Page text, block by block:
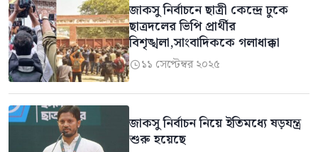
জাকসু নির্বাচনে ছাত্রী কেন্দ্রে ঢুকে
ছাত্রদলের ভিপি প্রার্থীর
বিশৃঙ্খলা,সাংবাদিককে গলাধাক্কা
১১ সেপ্টেম্বর ২০২৫
জাকসু নির্বাচন নিয়ে ইতিমধ্যে ষড়যন্ত্র
শুরু হয়েছে